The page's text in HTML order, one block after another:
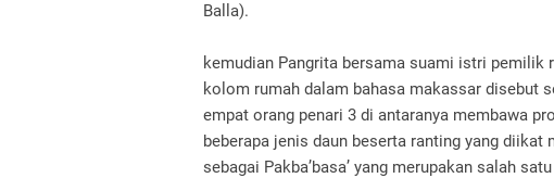
Balla).
kemudian Pangrita bersama suami istri
kolom rumah dalam bahasa makassar disebut
empat orang penari 3 di antaranya membawa
beberapa jenis daun beserta ranting yang
sebagai Pakba’basa’ yang merupakan salah